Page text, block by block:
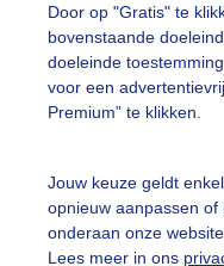
Door op "Gratis" te
bovenstaande
doeleinde
voor een
Premium” te klikken.
Jouw keuze geldt
opnieuw aanpassen of
onderaan onze
Lees meer in ons
vragen